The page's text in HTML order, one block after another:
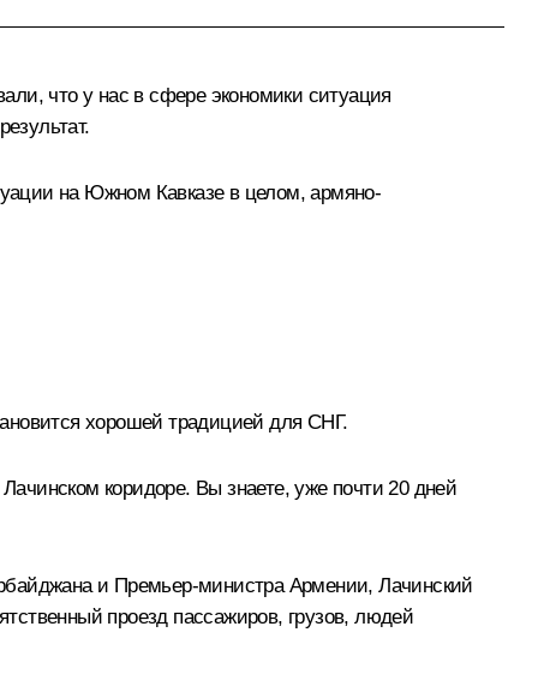
что у нас в сфере экономики ситуация
на Южном Кавказе в целом, армяно-
хорошей традицией для СНГ.
коридоре. Вы знаете, уже почти 20 дней
и Премьер-министра Армении, Лачинский
проезд пассажиров, грузов, людей